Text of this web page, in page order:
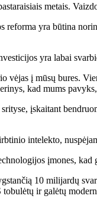
metais.
yra būtina
yra labai
į mūsų bures.
kad mums
įskaitant
intelekto,
įmones, kad
10 milijardų
ir galėtų